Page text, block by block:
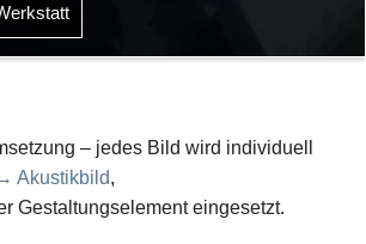
– jedes Bild wird individuell
Akustikbild,
Gestaltungselement eingesetzt.